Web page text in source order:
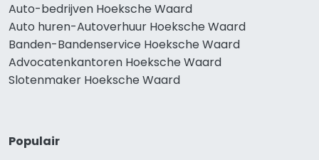
Auto-bedrijven Hoeksche Waard
Auto huren-Autoverhuur Hoeksche Waard
Banden-Bandenservice Hoeksche Waard
Advocatenkantoren Hoeksche Waard
Slotenmaker Hoeksche Waard
Populair